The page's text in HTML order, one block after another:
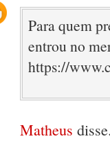
Para quem
entrou no
https://
Matheus